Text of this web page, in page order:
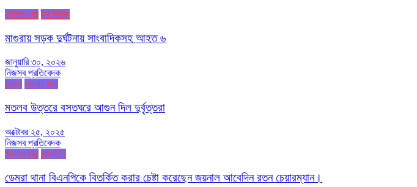
জেলার খবর টপ নিউজ
মাগুরায় সড়ক দুর্ঘটনায় সাংবাদিকসহ আহত ৬
জানুয়ারি ৩০, ২০২৬
নিজস্ব প্রতিবেদক
আরও জেলার খবর
মতলব উত্তরে বসতঘরে আগুন দিল দুর্বৃত্তরা
অক্টোবর ২৫, ২০২৫
নিজস্ব প্রতিবেদক
জেলার খবর রাজনীতি
ডেমরা থানা বিএনপিকে বিতর্কিত করার চেষ্টা করেছেন জয়নাল আবেদিন রতন চেয়ারম্যান।